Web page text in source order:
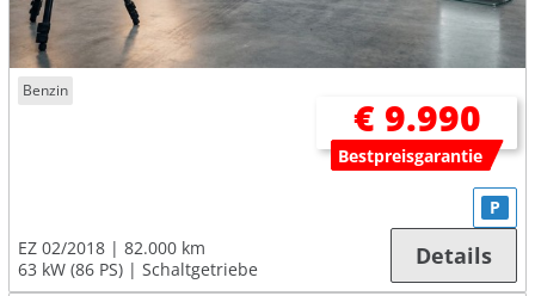
Benzin
€ 9.990
Bestpreisgarantie
EZ 02/2018
82.000 km
63 kW (86 PS)
Schaltgetriebe
P
Details